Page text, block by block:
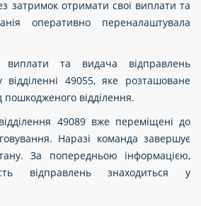
затримок отримати свої виплати та
оперативно переналаштувала
та видача відправлень
відділенні 49055, яке розташоване
відділення.
49089 вже переміщені до
Наразі команда завершує
За попередньою інформацією,
відправлень знаходиться у